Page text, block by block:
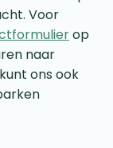
Voor
op
naar
ons ook